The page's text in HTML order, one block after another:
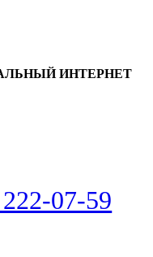
ИНТЕРНЕТ
07-59